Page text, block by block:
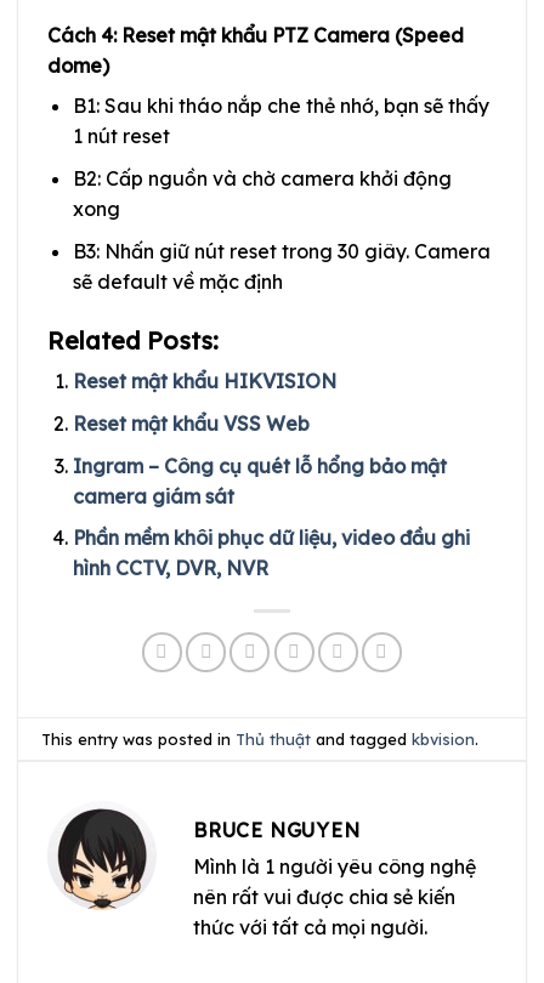
Cách 4: Reset mật khẩu PTZ Camera (Speed
dome)
B1: Sau khi tháo nắp che thẻ nhớ, bạn sẽ thấy
1 nút reset
B2: Cấp nguồn và chờ camera khởi động
xong
B3: Nhấn giữ nút reset trong 30 giây. Camera
sẽ default về mặc định
Related Posts:
Reset mật khẩu HIKVISION
Reset mật khẩu VSS Web
Ingram – Công cụ quét lỗ hổng bảo mật
camera giám sát
Phần mềm khôi phục dữ liệu, video đầu ghi
hình CCTV, DVR, NVR
This entry was posted in Thủ thuật and taggedkbvision.
BRUCE NGUYEN
Mình là 1 người yêu công nghệ
nên rất vui được chia sẻ kiến
thức với tất cả mọi người.